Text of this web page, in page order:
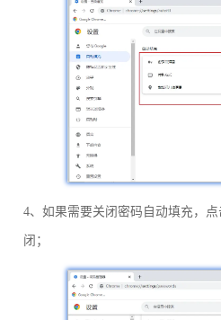
4、如果需要关闭密码自动填充，
闭；